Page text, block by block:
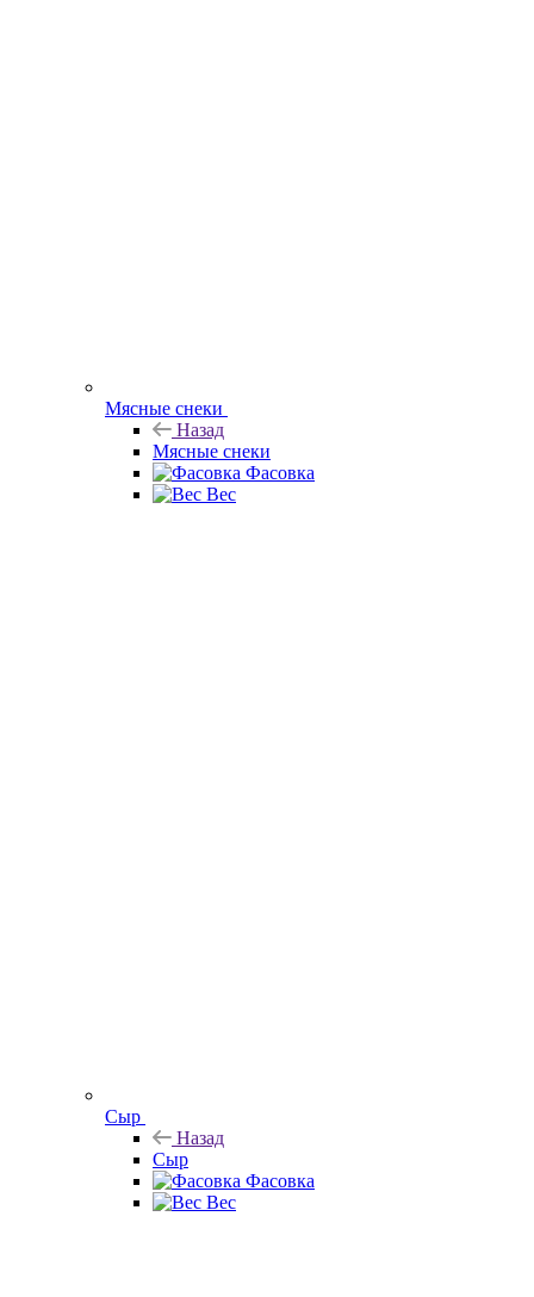
Мясные снеки
Назад
Мясные снеки
Фасовка
Вес
Сыр
Назад
Сыр
Фасовка
Вес